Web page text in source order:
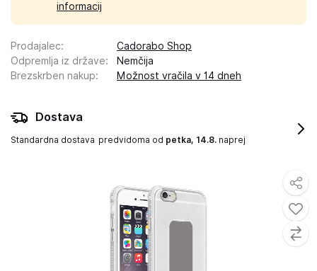
informacij
Prodajalec:
Cadorabo Shop
Odpremlja iz države:
Nemčija
Brezskrben nakup: Možnost vračila v 14 dneh
Dostava
Standardna dostava predvidoma od petka, 14.8. naprej